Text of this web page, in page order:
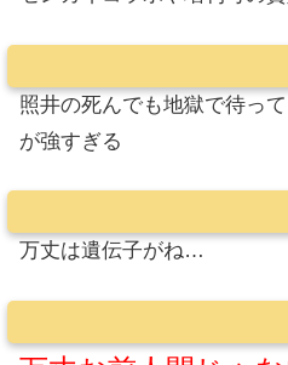
照井の死んでも地獄で待っ
が強すぎる
万丈は遺伝子がね…